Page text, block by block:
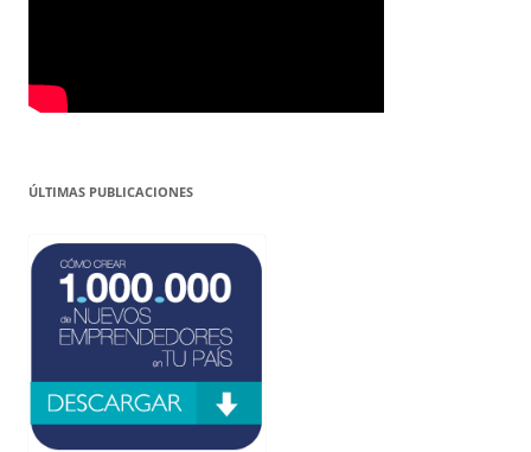
ÚLTIMAS PUBLICACIONES